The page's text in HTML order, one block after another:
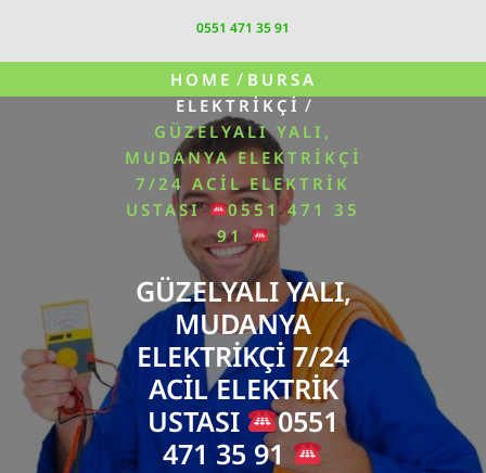
0551 471 35 91
HOME / BURSA
ELEKTRIKÇI /
GÜZELYALI YALI,
MUDANYA ELEKTRIKÇI
7/24 ACIL ELEKTRIK
USTASI
0551 471 35
91
GÜZELYALI YALI,
MUDANYA
ELEKTRIKÇI 7/24
ACIL ELEKTRIK
USTASI
0551
471 35 91